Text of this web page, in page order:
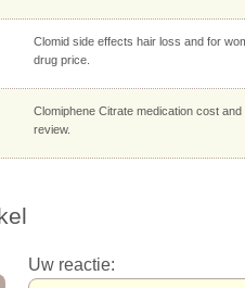
Clomid side effects hair loss and for
drug price.
Clomiphene Citrate medication cost
review.
Uw reactie: